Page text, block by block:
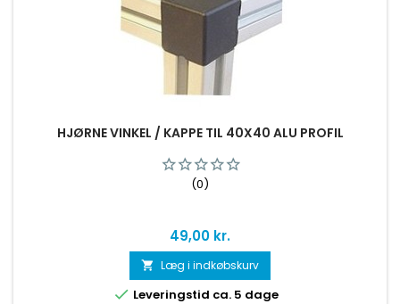
HJØRNE VINKEL / KAPPE TIL 40X40 ALU PROFIL
(0)
Pris
49,00 kr.
 Læg i indkøbskurv
 Leveringstid ca. 5 dage